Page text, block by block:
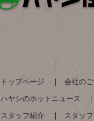
トップページ 会社の
ハヤシのホットニュース
スタッフ紹介
スタッ